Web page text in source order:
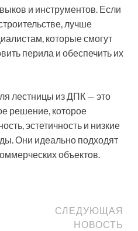
и инструментов. Если
лучше
которые смогут
перила и обеспечить их
лестницы из ДПК — это
решение, которое
эстетичность и низкие
Они идеально подходят
объектов.
СЛЕДУЮЩАЯ
НОВОСТЬ